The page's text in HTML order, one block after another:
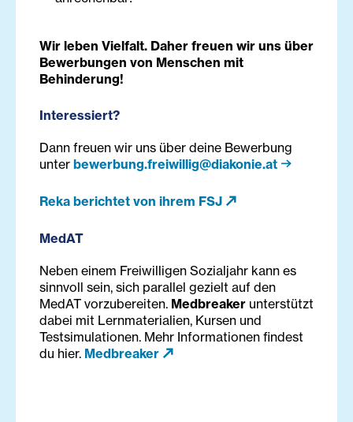
Wir leben Vielfalt. Daher freuen wir uns über
Bewerbungen von Menschen mit
Behinderung!
Interessiert?
Dann freuen wir uns über deine Bewerbung
unter bewerbung.freiwillig@diakonie.at
Reka berichtet von ihrem FSJ
MedAT
Neben einem Freiwilligen Sozialjahr kann es
sinnvoll sein, sich parallel gezielt auf den
MedAT vorzubereiten. Medbreaker unterstützt
dabei mit Lernmaterialien, Kursen und
Testsimulationen. Mehr Informationen findest
du hier. Medbreaker